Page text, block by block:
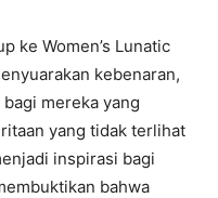
ke Women’s Lunatic
kebenaran,
mereka yang
yang tidak terlihat
inspirasi bagi
bahwa